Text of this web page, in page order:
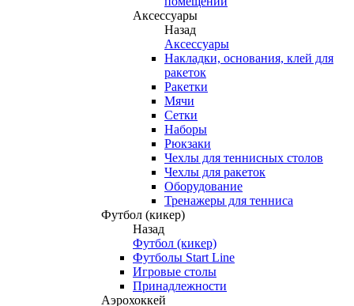
Аксессуары
Назад
Аксессуары
Накладки, основания, клей для
ракеток
Ракетки
Мячи
Сетки
Наборы
Рюкзаки
Чехлы для теннисных столов
Чехлы для ракеток
Оборудование
Тренажеры для тенниса
Футбол (кикер)
Назад
Футбол (кикер)
Футболы Start Line
Игровые столы
Принадлежности
Аэрохоккей